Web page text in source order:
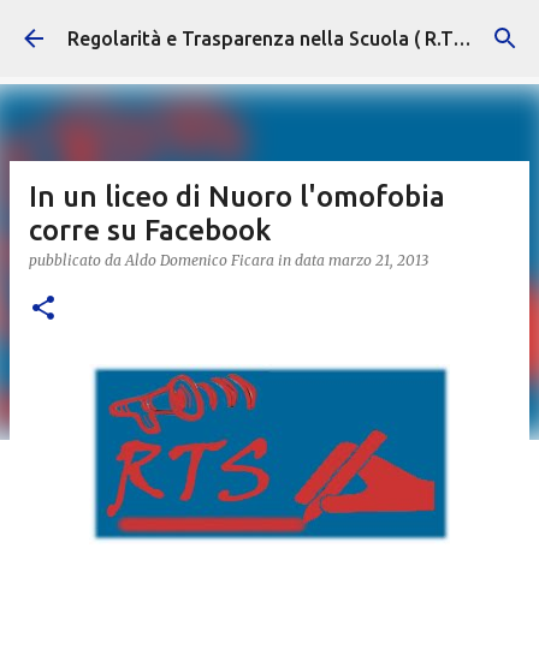
Passa ai contenuti principali Regolarità e Trasparenza nella Scuola ( R.T.S. )
In un liceo di Nuoro l'omofobia
corre su Facebook
pubblicato daAldo Domenico Ficara in data marzo 21, 2013